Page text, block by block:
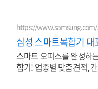
https://
삼성 스마트복합기
공식 운영 견적문의
스마트 오피스를 완성하
합기! 업종별 맞춤견적,